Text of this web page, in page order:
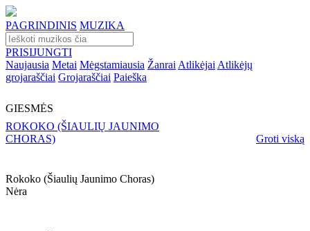
PAGRINDINIS MUZIKA
PRISIJUNGTI
Naujausia Metai Mėgstamiausia Žanrai Atlikėjai Atlikėjų
grojaraščiai Grojaraščiai Paieška
GIESMĖS
ROKOKO (ŠIAULIŲ JAUNIMO
CHORAS)
Groti viską
Rokoko (šiaulių Jaunimo Choras)
Nėra